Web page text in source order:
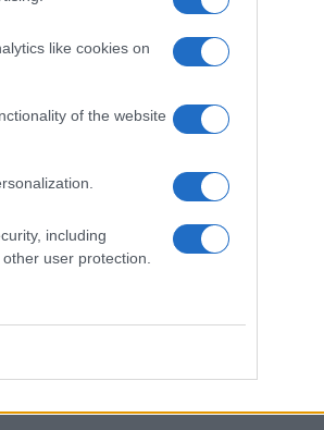
like cookies on
of the website
including
user protection.